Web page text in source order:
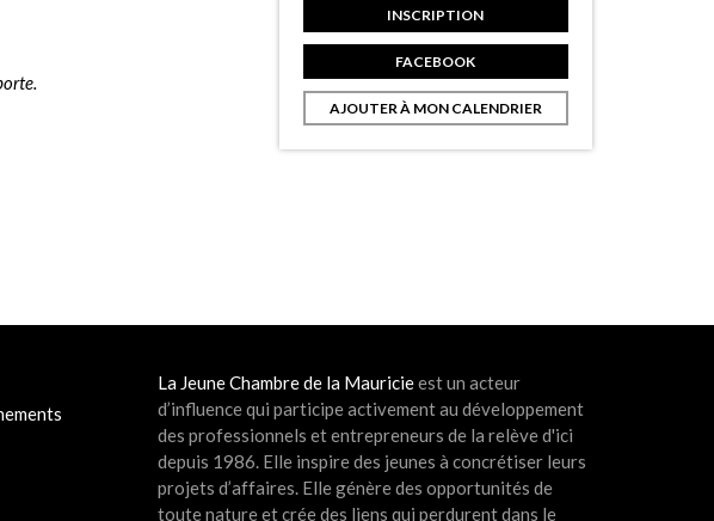
INSCRIPTION
FACEBOOK
AJOUTER À MON CALENDRIER
La Jeune Chambre de la Mauricieest un acteur
d’influence qui participe activement au développement
des professionnels et entrepreneurs de la relève d'ici
depuis 1986. Elle inspire des jeunes à concrétiser leurs
projets d’affaires. Elle génère des opportunités de
toute nature et crée des liens qui perdurent dans le